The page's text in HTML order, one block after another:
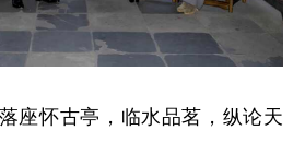
座怀古亭，临水品茗，纵论天